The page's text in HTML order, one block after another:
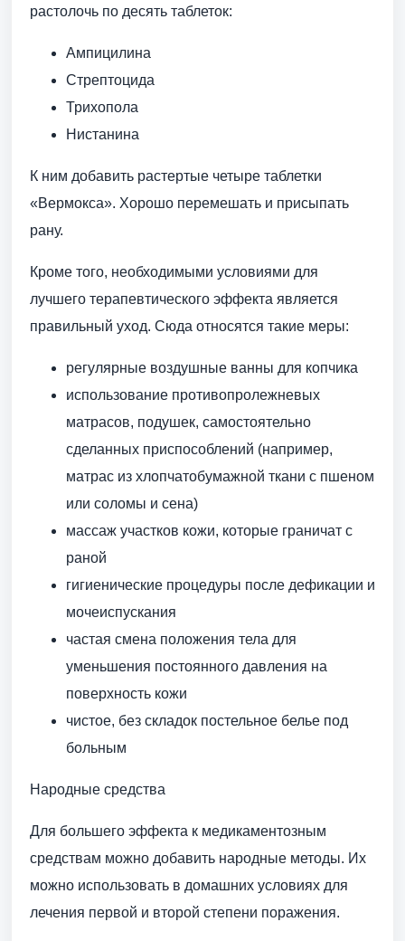
растолочь по десять таблеток:
Ампицилина
Стрептоцида
Трихопола
Нистанина
К ним добавить растертые четыре таблетки
«Вермокса». Хорошо перемешать и присыпать
рану.
Кроме того, необходимыми условиями для
лучшего терапевтического эффекта является
правильный уход. Сюда относятся такие меры:
регулярные воздушные ванны для копчика
использование противопролежневых
матрасов, подушек, самостоятельно
сделанных приспособлений (например,
матрас из хлопчатобумажной ткани с пшеном
или соломы и сена)
массаж участков кожи, которые граничат с
раной
гигиенические процедуры после дефикации и
мочеиспускания
частая смена положения тела для
уменьшения постоянного давления на
поверхность кожи
чистое, без складок постельное белье под
больным
Народные средства
Для большего эффекта к медикаментозным
средствам можно добавить народные методы. Их
можно использовать в домашних условиях для
лечения первой и второй степени поражения.